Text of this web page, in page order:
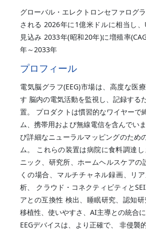
グローバル・エレクトロンセファログ
される 2026年に1億米ドルに相当し、
見込み 2033年(昭和20年)に増殖率
年～2033年
プロフィール
電気脳グラフ(EEG)市場は、高度な医
す 脳内の電気活動を監視し、記録する
置。 プロダクトは慣習的なワイヤーで
ム、携帯用および無線電信を含んでい
び詳細なニューラルマッピングのため
ム。 これらの装置は病院に食料調達
ニック、研究所、ホームヘルスケアの
くの場合、マルチチャネル録画、リ
析、 クラウド・コネクティビティと
アとの互換性 検出、睡眠研究、認知
移植性、使いやすさ、AI主導との統合に
EEGデバイスは、より正確で、 非侵襲